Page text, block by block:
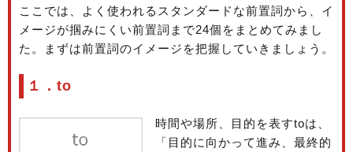
ここでは、よく使われるスタンダードな前置詞から、イ
メージが掴みにくい前置詞まで24個をまとめてみまし
た。まずは前置詞のイメージを把握していきましょう。
１．to
時間や場所、目的を表すtoは、
「目的に向かって進み、最終的